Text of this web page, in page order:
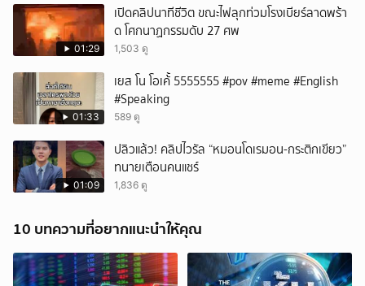
01:29
เปิดคลิปนาทีชีวิต ขณะไฟลุกท่วมโรงเบียร์ลาดพร้า
ด โศกนาฏกรรมดับ 27 ศพ
1,503 ดู
01:33
เยส โน โอเค้้้้ 5555555 #pov #meme #English
#Speaking
589 ดู
01:09
ปลิวแล้ว! คลิปไวรัล “หมอนโดเรมอน-กระติกเขียว”
ทนายเตือนคนแชร์
1,836 ดู
10 บทความที่อยากแนะนำให้คุณ